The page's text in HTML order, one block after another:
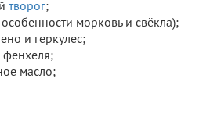
творог;
морковь и свёкла);
и геркулес;
фенхеля;
масло;